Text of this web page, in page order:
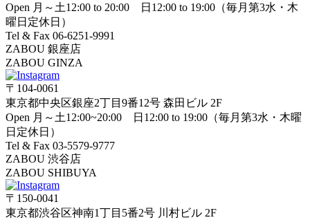
Open 月～土12:00 to 20:00 日12:00 to 19:00（毎月第3水・木
曜日定休日）
Tel & Fax 06-6251-9991
ZABOU 銀座店
ZABOU GINZA
〒104-0061
東京都中央区銀座2丁目9番12号 森田ビル 2F
Open 月～土12:00~20:00 日12:00 to 19:00（毎月第3水・木曜
日定休日）
Tel & Fax 03-5579-9777
ZABOU 渋谷店
ZABOU SHIBUYA
〒150-0041
東京都渋谷区神南1丁目5番2号 川村ビル 2F